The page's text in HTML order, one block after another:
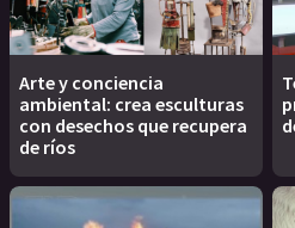
Arte y conciencia
ambiental: crea esculturas
con desechos que recupera
de ríos